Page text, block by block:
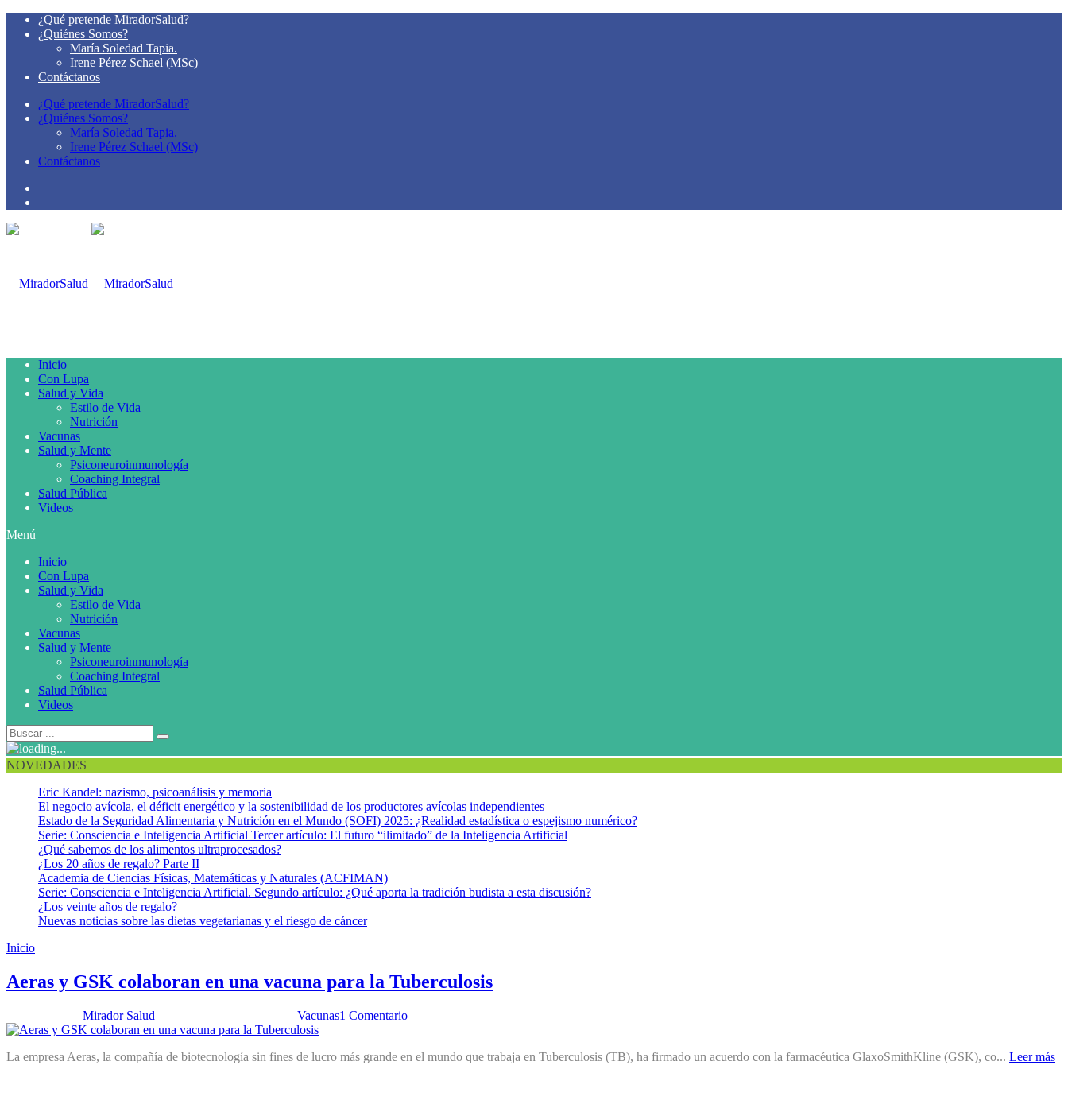
¿Qué pretende MiradorSalud?
¿Quiénes Somos?
María Soledad Tapia.
Irene Pérez Schael (MSc)
Contáctanos
¿Qué pretende MiradorSalud?
¿Quiénes Somos?
María Soledad Tapia.
Irene Pérez Schael (MSc)
Contáctanos
Inicio
Con Lupa
Salud y Vida
Estilo de Vida
Nutrición
Vacunas
Salud y Mente
Psiconeuroinmunología
Coaching Integral
Salud Pública
Videos
Menú
Inicio
Con Lupa
Salud y Vida
Estilo de Vida
Nutrición
Vacunas
Salud y Mente
Psiconeuroinmunología
Coaching Integral
Salud Pública
Videos
NOVEDADES
Eric Kandel: nazismo, psicoanálisis y memoria
El negocio avícola, el déficit energético y la sostenibilidad de los productores avícolas independientes
Estado de la Seguridad Alimentaria y Nutrición en el Mundo (SOFI) 2025: ¿Realidad estadística o espejismo numérico?
Serie: Consciencia e Inteligencia Artificial Tercer artículo: El futuro “ilimitado” de la Inteligencia Artificial
¿Qué sabemos de los alimentos ultraprocesados?
¿Los 20 años de regalo? Parte II
Academia de Ciencias Físicas, Matemáticas y Naturales (ACFIMAN)
Serie: Consciencia e Inteligencia Artificial. Segundo artículo: ¿Qué aporta la tradición budista a esta discusión?
¿Los veinte años de regalo?
Nuevas noticias sobre las dietas vegetarianas y el riesgo de cáncer
Inicio
Aeras y GSK colaboran en una vacuna para la Tuberculosis
Mirador Salud Vacunas1 Comentario
La empresa Aeras, la compañía de biotecnología sin fines de lucro más grande en el mundo que trabaja en Tuberculosis (TB), ha firmado un acuerdo con la farmacéutica GlaxoSmithKline (GSK), co... Leer más